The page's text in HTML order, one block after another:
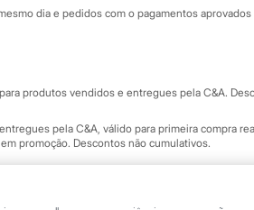
dia e pedidos com o pagamentos
produtos vendidos e entregues pela C&A.
pela C&A, válido para primeira compra
promoção. Descontos não cumulativos.